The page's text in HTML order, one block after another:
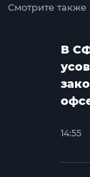
Смотрите также
В
14:55